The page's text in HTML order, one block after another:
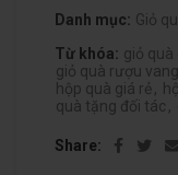
Danh mục: Giỏ
Từ khóa: giỏ quà
giỏ quà rượu vang
hộp quà giá rẻ ,
quà tặng đối tác ,
Share